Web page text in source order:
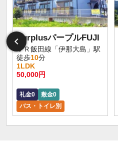
SurplusパープルFUJI
ＪＲ飯田線「伊那大島」駅
徒歩10分
1LDK
50,000円
礼金0
敷金0
バス・トイレ別